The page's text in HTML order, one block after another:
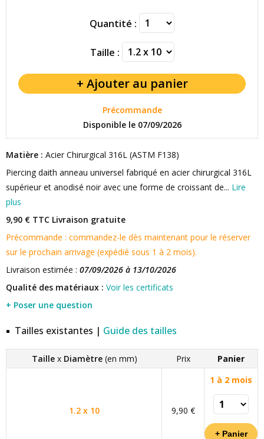
Quantité :
Taille :
Précommande
Disponible le 07/09/2026
Matière : Acier Chirurgical 316L (ASTM F138)
Piercing daith anneau universel fabriqué en acier chirurgical 316L
supérieur et anodisé noir avec une forme de croissant de... Lire
plus
9,90 € TTC Livraison gratuite
Précommande : commandez-le dès maintenant pour le réserver
sur le prochain arrivage (expédié sous 1 à 2 mois).
Livraison estimée : 07/09/2026 à 13/10/2026
Qualité des matériaux : Voir les certificats
+ Poser une question
Tailles existantes | Guide des tailles
Taille x Diamètre (en mm) Prix Panier
1.2 x 10 9,90 €
1 à 2 mois